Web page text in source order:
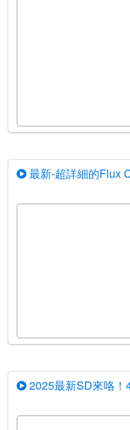
最新-超詳細的Flux
2025最新SD來咯